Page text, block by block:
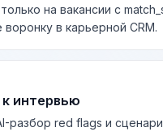
на вакансии с
в карьерной CRM.
интервью
разбор red flags и